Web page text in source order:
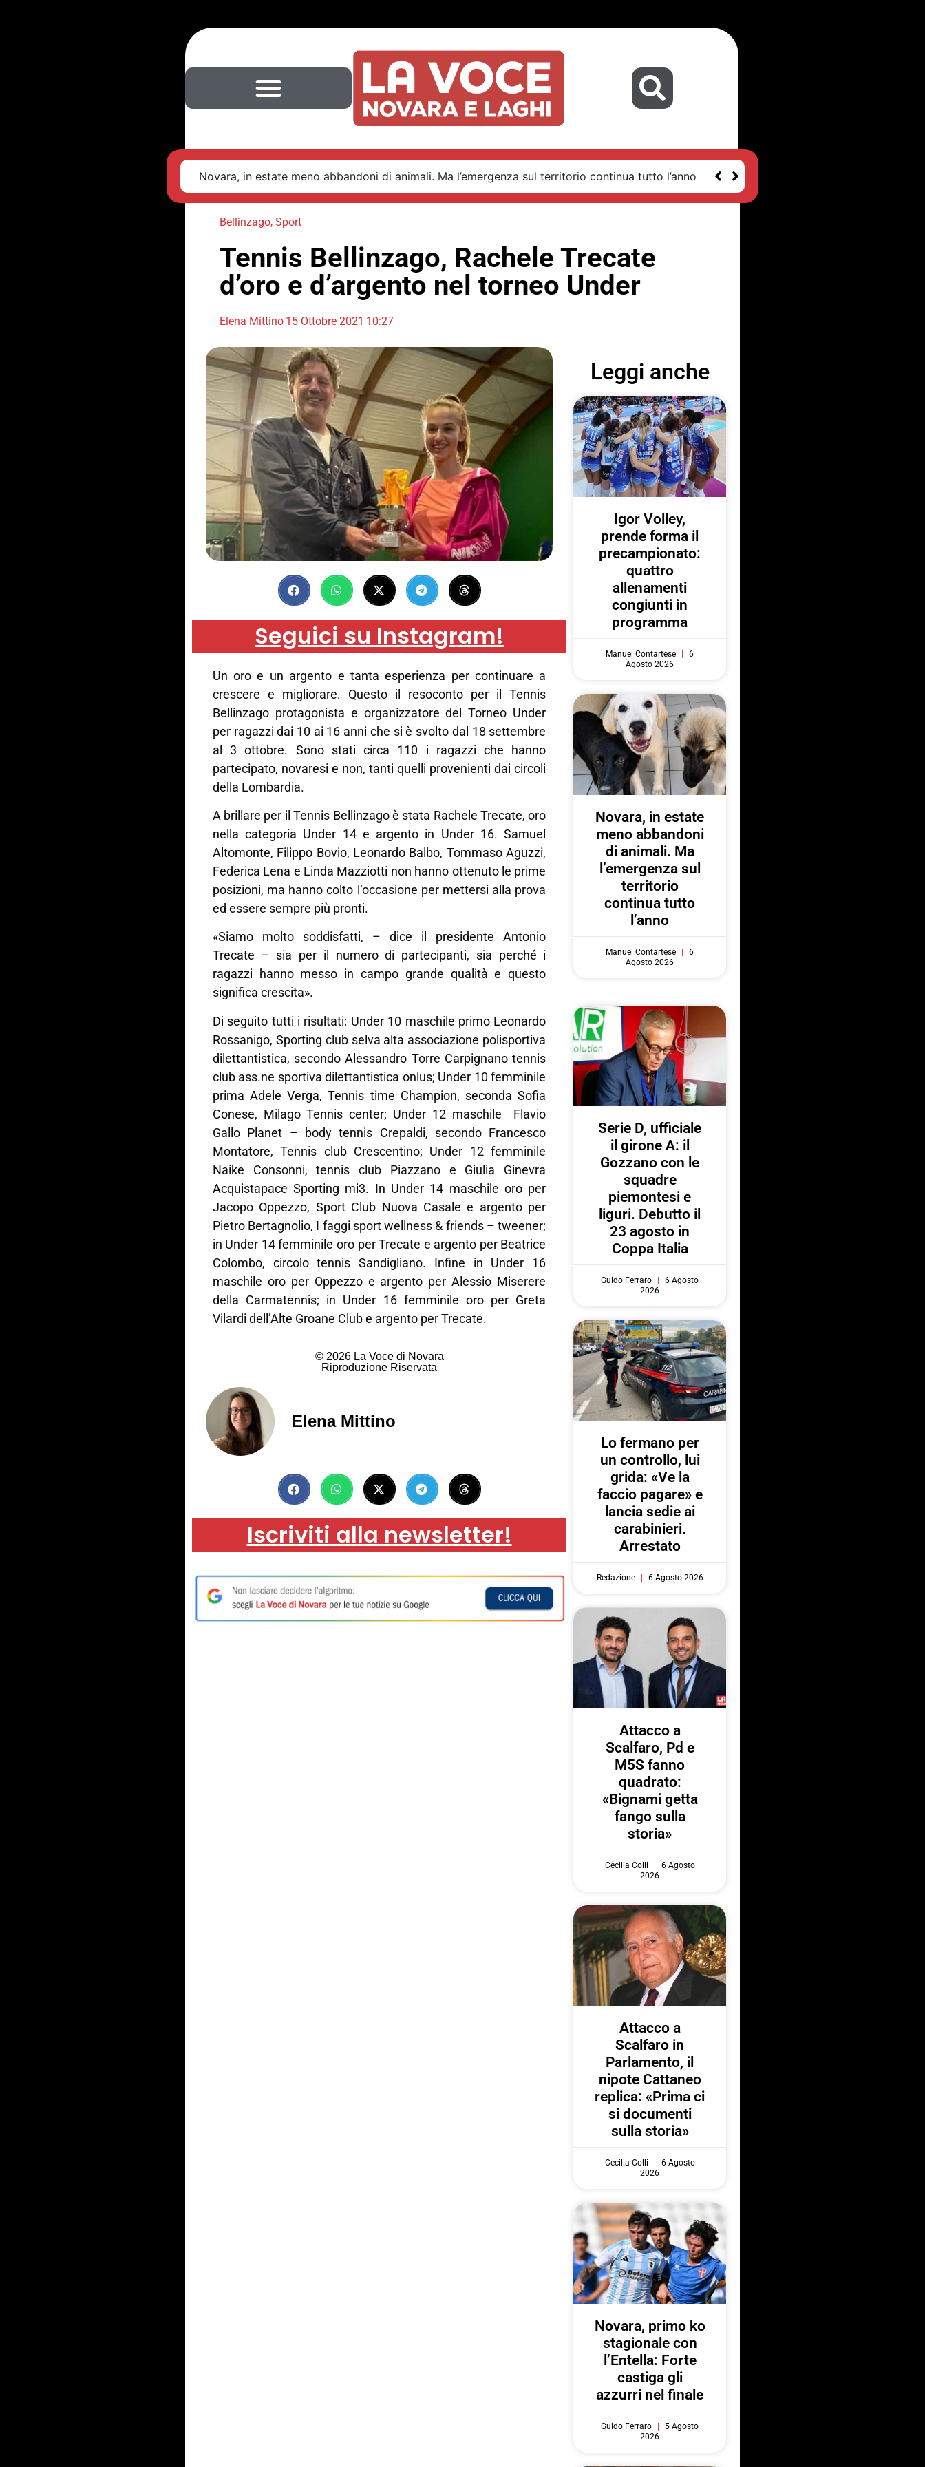
Novara, in estate meno abbandoni di animali. Ma l’emergenza sul territorio continua tutto l’anno
Bellinzago, Sport
Tennis Bellinzago, Rachele Trecate
d’oro e d’argento nel torneo Under
Elena Mittino15 Ottobre 2021 10:27
Seguici su Instagram!
Un oro e un argento e tanta esperienza per continuare a
crescere e migliorare. Questo il resoconto per il Tennis
Bellinzago protagonista e organizzatore del Torneo Under
per ragazzi dai 10 ai 16 anni che si è svolto dal 18 settembre
al 3 ottobre. Sono stati circa 110 i ragazzi che hanno
partecipato, novaresi e non, tanti quelli provenienti dai circoli
della Lombardia.
A brillare per il Tennis Bellinzago è stata Rachele Trecate, oro
nella categoria Under 14 e argento in Under 16. Samuel
Altomonte, Filippo Bovio, Leonardo Balbo, Tommaso Aguzzi,
Federica Lena e Linda Mazziotti non hanno ottenuto le prime
posizioni, ma hanno colto l’occasione per mettersi alla prova
ed essere sempre più pronti.
«Siamo molto soddisfatti, – dice il presidente Antonio
Trecate – sia per il numero di partecipanti, sia perché i
ragazzi hanno messo in campo grande qualità e questo
significa crescita».
Di seguito tutti i risultati: Under 10 maschile primo Leonardo
Rossanigo, Sporting club selva alta associazione polisportiva
dilettantistica, secondo Alessandro Torre Carpignano tennis
club ass.ne sportiva dilettantistica onlus; Under 10 femminile
prima Adele Verga, Tennis time Champion, seconda Sofia
Conese, Milago Tennis center; Under 12 maschile Flavio
Gallo Planet – body tennis Crepaldi, secondo Francesco
Montatore, Tennis club Crescentino; Under 12 femminile
Naike Consonni, tennis club Piazzano e Giulia Ginevra
Acquistapace Sporting mi3. In Under 14 maschile oro per
Jacopo Oppezzo, Sport Club Nuova Casale e argento per
Pietro Bertagnolio, I faggi sport wellness & friends – tweener;
in Under 14 femminile oro per Trecate e argento per Beatrice
Colombo, circolo tennis Sandigliano. Infine in Under 16
maschile oro per Oppezzo e argento per Alessio Miserere
della Carmatennis; in Under 16 femminile oro per Greta
Vilardi dell’Alte Groane Club e argento per Trecate.
© 2026 La Voce di Novara
Riproduzione Riservata
Elena Mittino
Iscriviti alla newsletter!
Leggi anche
Igor Volley,
prende forma il
precampionato:
quattro
allenamenti
congiunti in
programma
Manuel Contartese
6
Agosto 2026
Novara, in estate
meno abbandoni
di animali. Ma
l’emergenza sul
territorio
continua tutto
l’anno
Manuel Contartese
6
Agosto 2026
Serie D, ufficiale
il girone A: il
Gozzano con le
squadre
piemontesi e
liguri. Debutto il
23 agosto in
Coppa Italia
Guido Ferraro
6 Agosto
2026
Lo fermano per
un controllo, lui
grida: «Ve la
faccio pagare» e
lancia sedie ai
carabinieri.
Arrestato
Redazione 6 Agosto 2026
Attacco a
Scalfaro, Pd e
M5S fanno
quadrato:
«Bignami getta
fango sulla
storia»
Cecilia Colli
6 Agosto
2026
Attacco a
Scalfaro in
Parlamento, il
nipote Cattaneo
replica: «Prima ci
si documenti
sulla storia»
Cecilia Colli
6 Agosto
2026
Novara, primo ko
stagionale con
l’Entella: Forte
castiga gli
azzurri nel finale
Guido Ferraro
5 Agosto
2026